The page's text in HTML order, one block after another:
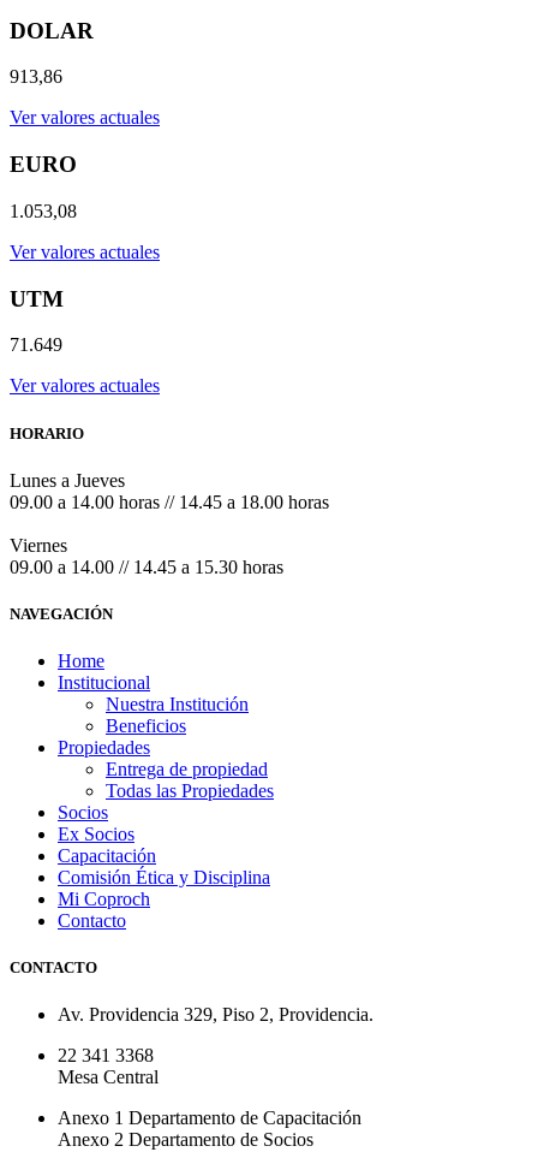
DOLAR
913,86
Ver valores actuales
EURO
1.053,08
Ver valores actuales
UTM
71.649
Ver valores actuales
HORARIO
Lunes a Jueves
09.00 a 14.00 horas // 14.45 a 18.00 horas
Viernes
09.00 a 14.00 // 14.45 a 15.30 horas
NAVEGACIÓN
Home
Institucional
Nuestra Institución
Beneficios
Propiedades
Entrega de propiedad
Todas las Propiedades
Socios
Ex Socios
Capacitación
Comisión Ética y Disciplina
Mi Coproch
Contacto
CONTACTO
Av. Providencia 329, Piso 2, Providencia.
22 341 3368
Mesa Central
Anexo 1 Departamento de Capacitación
Anexo 2 Departamento de Socios